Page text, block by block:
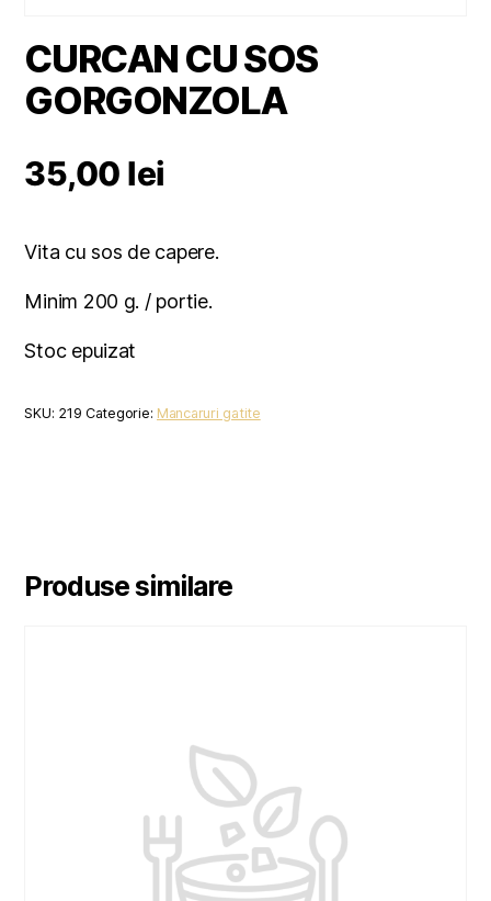
CURCAN CU SOS
GORGONZOLA
35,00 lei
Vita cu sos de capere.
Minim 200 g. / portie.
Stoc epuizat
SKU: 219 Categorie: Mancaruri gatite
Produse similare